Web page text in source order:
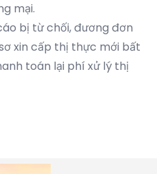
mại.
bị từ chối, đương đơn
xin cấp thị thực mới bất
toán lại phí xử lý thị